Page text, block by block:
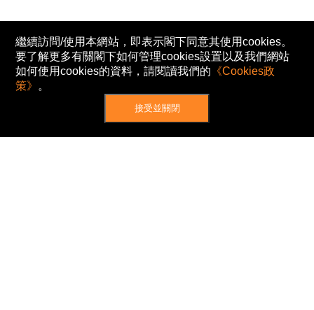
繼續訪問/使用本網站，即表示閣下同意其使用cookies。
要了解更多有關閣下如何管理cookies設置以及我們網站
如何使用cookies的資料，請閱讀我們的 《Cookies政
策》 。
接受並關閉